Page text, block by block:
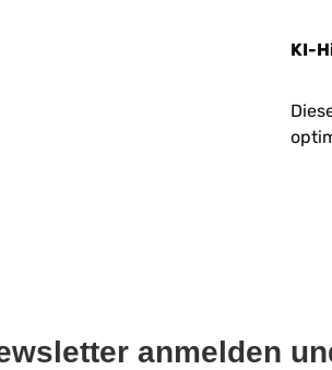
KI-
anmelden